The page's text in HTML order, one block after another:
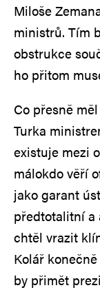
Miloše
ministrů. Tím
obstrukce
ho přitom
Co přesně
Turka
existuje mezi
málokdo věří
jako garant
předtotalitní a
chtěl vrazit
Kolář
by přimět